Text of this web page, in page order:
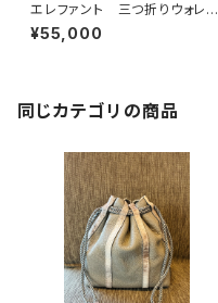
エレファント 三つ折りウォレッ
ト ブラック
¥55,000
同じカテゴリの商品